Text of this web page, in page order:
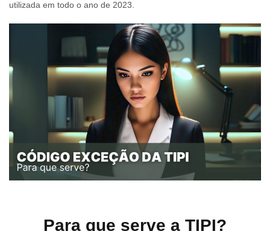
utilizada em todo o ano de 2023.
Para que serve a TIPI?